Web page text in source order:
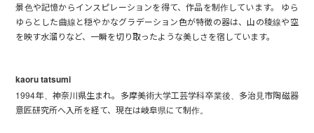
景色や記憶からインスピレーションを得て、作品を制作しています。 ゆら
ゆらとした曲線と穏やかなグラデーション色が特徴の器は、山の稜線や空
を映す水溜りなど、一瞬を切り取ったような美しさを宿しています。
kaoru tatsumi
1994年、神奈川県生まれ。多摩美術大学工芸学科卒業後、多治見市陶磁器
意匠研究所へ入所を経て、現在は岐阜県にて制作。